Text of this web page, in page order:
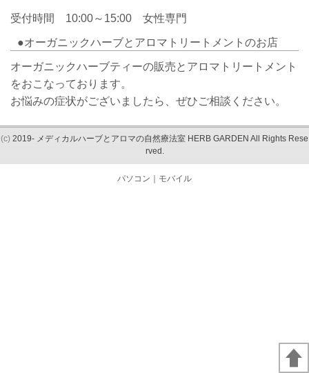
受付時間 10:00～15:00 女性専門
●オーガニックハーブとアロマトリートメントのお店
オーガニックハーブティーの販売とアロマトリートメント
をおこなっております。
お悩みの症状がございましたら、ぜひご相談ください。
(c) 2019- メディカルハーブとアロマの自然療法室 HERB GARDEN All Rights Rese
rved.
パソコン ｜モバイル